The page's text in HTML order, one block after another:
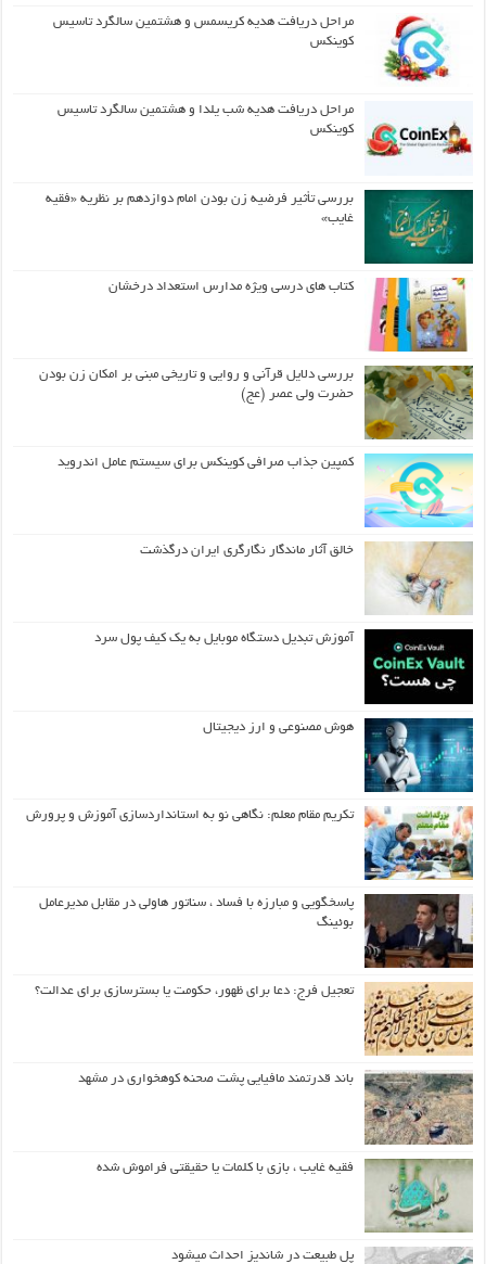
مراحل دریافت هدیه کریسمس و هشتمین سالگرد تاسیس
کوینکس
مراحل دریافت هدیه شب یلدا و هشتمین سالگرد تاسیس
کوینکس
بررسی تأثیر فرضیه زن بودن امام دوازدهم بر نظریه «فقیه
غایب»
کتاب های درسی ویژه مدارس استعداد درخشان
بررسی دلایل قرآنی و روایی و تاریخی مبنی بر امکان زن بودن
حضرت ولی عصر (عج)
کمپین جذاب صرافی کوینکس برای سیستم عامل اندروید
خالق آثار ماندگار نگارگری ایران درگذشت
آموزش تبدیل دستگاه موبایل به یک کیف‌ پول سرد
هوش مصنوعی و ارز دیجیتال
تکریم مقام معلم: نگاهی نو به استانداردسازی آموزش و پرورش
پاسخگویی و مبارزه با فساد ، سناتور هاولی در مقابل مدیرعامل
بوئینگ
تعجیل فرج: دعا برای ظهور، حکومت یا بسترسازی برای عدالت؟
باند قدرتمند مافیایی پشت صحنه کوهخواری در مشهد
فقیه غایب ، بازی با کلمات یا حقیقتی فراموش شده
پل طبیعت در شاندیز احداث میشود